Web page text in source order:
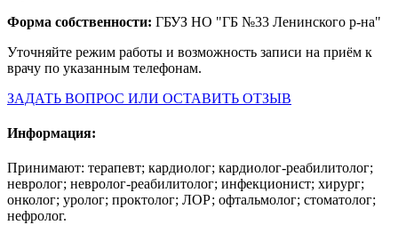
Форма собственности: ГБУЗ НО "ГБ №33 Ленинского р-на"
Уточняйте режим работы и возможность записи на приём к
врачу по указанным телефонам.
ЗАДАТЬ ВОПРОС ИЛИ ОСТАВИТЬ ОТЗЫВ
Информация:
Принимают: терапевт; кардиолог; кардиолог-реабилитолог;
невролог; невролог-реабилитолог; инфекционист; хирург;
онколог; уролог; проктолог; ЛОР; офтальмолог; стоматолог;
нефролог.